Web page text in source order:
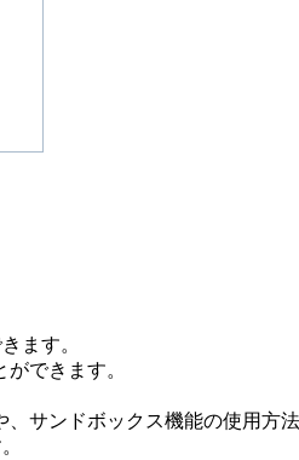
ます。
できます。
サンドボックス機能の使用方